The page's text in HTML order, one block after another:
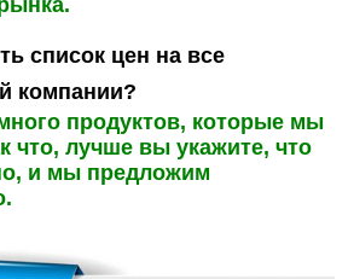
список цен на все
компании?
продуктов, которые мы
что, лучше вы укажите, что
и мы предложим